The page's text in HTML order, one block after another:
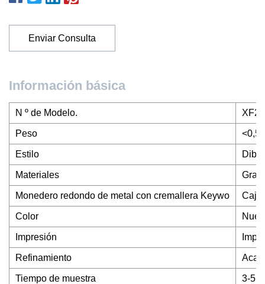
Enviar Consulta
Información básica
N º de Modelo.
Peso <0,5
Estilo
Materiales
Monedero redondo de metal con cremallera Keywo Caja
Color
Impresión
Refinamiento
Tiempo de muestra 3-5